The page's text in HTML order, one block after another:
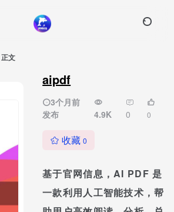
正文
aipdf
3个月前
发布
4.9K 0 0
收藏0
基于官网信息，AI PDF 是
一款利用人工智能技术，帮